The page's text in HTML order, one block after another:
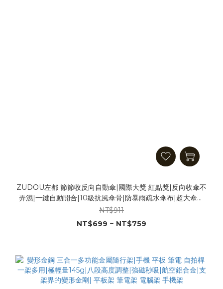
ZUDOU左都 節節收反向自動傘|國際大獎 紅點獎|反向收傘不
弄濕|一鍵自動開合|10級抗風傘骨|防暴雨疏水傘布|超大傘面
隨身傘 反向摺疊傘 雨天 雨傘
NT$911
NT$699 ~ NT$759